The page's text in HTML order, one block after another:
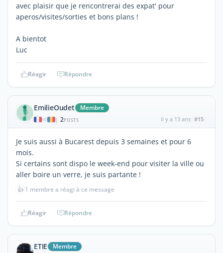
avec plaisir que je rencontrerai des expat' pour
aperos/visites/sorties et bons plans !
A bientot
Luc
Réagir Répondre
EmilieOudet Membre
| 2POSTS il y a 13 ans #15
Je suis aussi à Bucarest depuis 3 semaines et pour 6
mois.
Si certains sont dispo le week-end pour visiter la ville ou
aller boire un verre, je suis partante !
👍 1 membre a réagi à ce message
Réagir Répondre
ETIE Membre